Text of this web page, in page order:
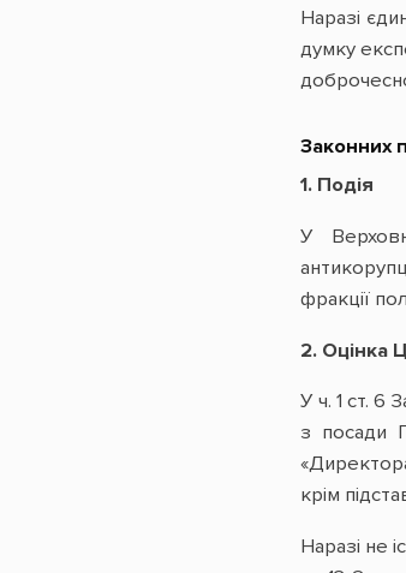
Наразі
думку
Законних
1. Подія
У
фракції
2. Оцінка
У ч. 1 ст. 6
з посади
крім
Наразі не